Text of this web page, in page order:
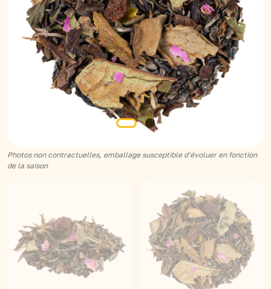
Photos non contractuelles, emballage susceptible d'évoluer en fonction
de la saison